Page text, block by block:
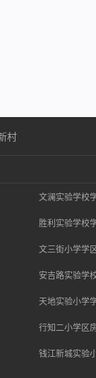
村
文澜实验学校
胜利实验学校
文三街小学学
安吉路实验学
天地实验小学
行知二小学区
钱江新城实验